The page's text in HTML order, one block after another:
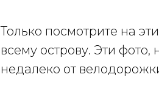
Только посмотрите на
всему острову. Эти
недалеко от